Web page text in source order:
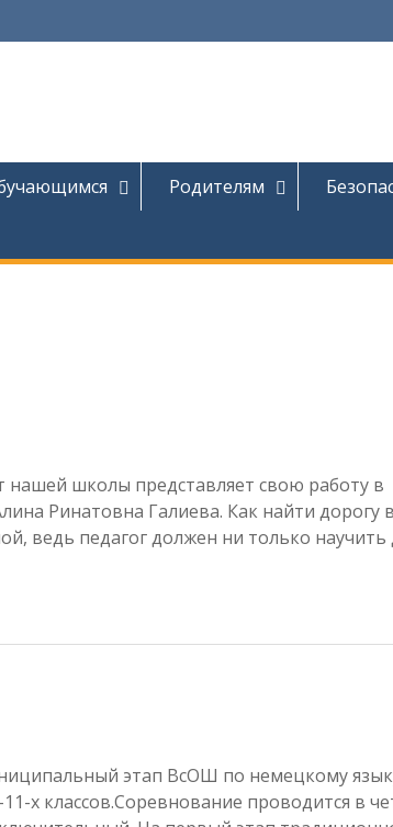
Родителям
нашей школы представляет свою работу в
Ринатовна Галиева. Как найти дорогу в
ведь педагог должен ни только научить
этап ВсОШ по немецкому
х классов.Соревнование проводится в